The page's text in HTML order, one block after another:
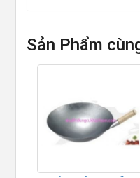
Sản Phẩm